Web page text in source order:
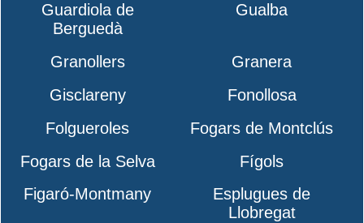
Guardiola de
Berguedà
Gualba
Granollers
Granera
Gisclareny
Fonollosa
Folgueroles
Fogars de Montclús
Fogars de la Selva
Fígols
Figaró-Montmany
Esplugues de
Llobregat